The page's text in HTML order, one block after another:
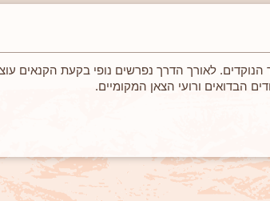
לאורך הדרך נפרשים נופי בקעת הקנאים
הבדואים ורועי הצאן המקומיים.